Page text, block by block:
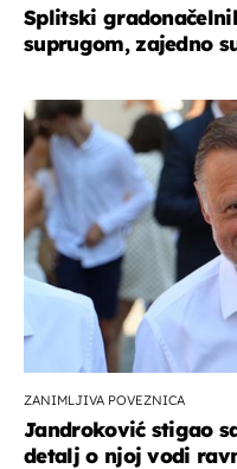
Splitski
suprugom, zajedno
ZANIMLJIVA POVEZNICA
Jandroković stigao
detalj o njoj vodi